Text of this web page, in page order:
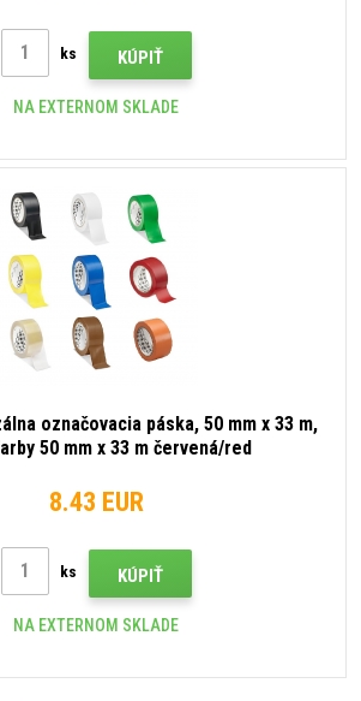
ks KÚPIŤ
NA EXTERNOM SKLADE
označovacia páska, 50 mm x 33 m,
50 mm x 33 m červená/red
8.43 EUR
ks KÚPIŤ
NA EXTERNOM SKLADE